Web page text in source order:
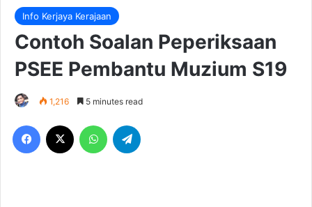
Info Kerjaya Kerajaan
Contoh Soalan Peperiksaan
PSEE Pembantu Muzium S19
1,216 5 minutes read
Facebook WhatsApp